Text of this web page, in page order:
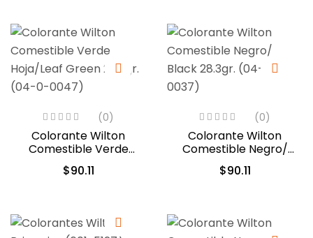
(0)
Colorante Wilton
Comestible Verde
Hoja/Leaf Green 28.3gr.
(04-0-0047)
$90.11
(0)
Colorante Wilton
Comestible Negro/
Black 28.3gr. (04-0-
0037)
$90.11